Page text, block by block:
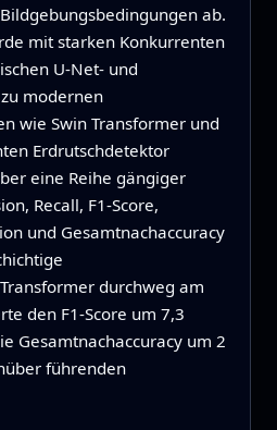
ab.
mit starken Konkurrenten
U‑Net‑ und
modernen
wie Swin Transformer und
Erdrutschdetektor
eine Reihe gängiger
Recall, F1‑Score,
und Gesamtnachaccuracy
durchweg am
den F1‑Score um 7,3
Gesamtnachaccuracy um 2
führenden